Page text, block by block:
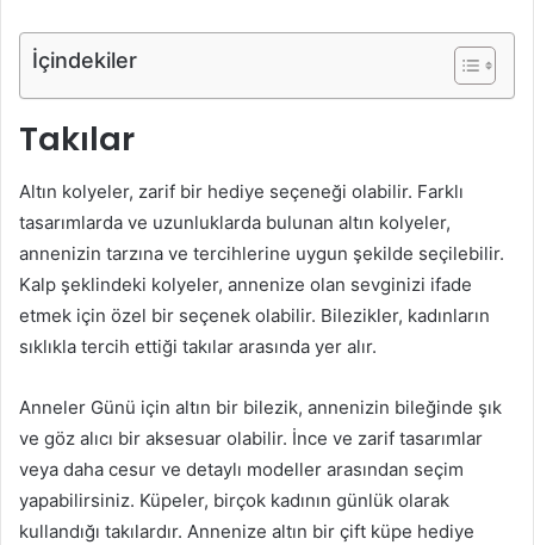
İçindekiler
Takılar
Altın kolyeler, zarif bir hediye seçeneği olabilir. Farklı
tasarımlarda ve uzunluklarda bulunan altın kolyeler,
annenizin tarzına ve tercihlerine uygun şekilde seçilebilir.
Kalp şeklindeki kolyeler, annenize olan sevginizi ifade
etmek için özel bir seçenek olabilir. Bilezikler, kadınların
sıklıkla tercih ettiği takılar arasında yer alır.
Anneler Günü için altın bir bilezik, annenizin bileğinde şık
ve göz alıcı bir aksesuar olabilir. İnce ve zarif tasarımlar
veya daha cesur ve detaylı modeller arasından seçim
yapabilirsiniz. Küpeler, birçok kadının günlük olarak
kullandığı takılardır. Annenize altın bir çift küpe hediye